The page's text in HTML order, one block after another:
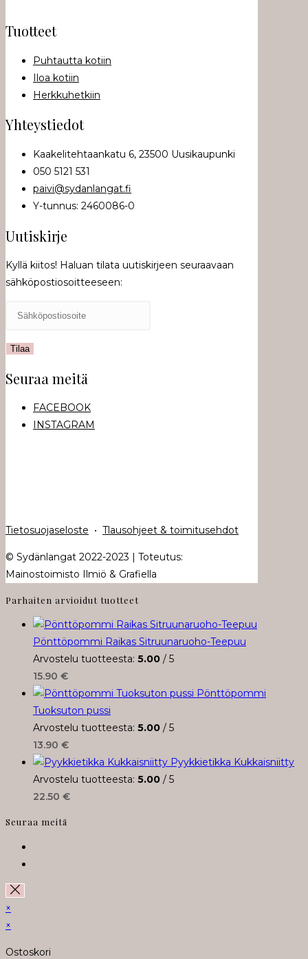
Tuotteet
Puhtautta kotiin
Iloa kotiin
Herkkuhetkiin
Yhteystiedot
Kaakelitehtaankatu 6, 23500 Uusikaupunki
050 5121 531
paivi@sydanlangat.fi
Y-tunnus: 2460086-0
Uutiskirje
Kyllä kiitos! Haluan tilata uutiskirjeen seuraavaan
sähköpostiosoitteeseen:
Seuraa meitä
FACEBOOK
INSTAGRAM
Tietosuojaseloste • Tlausohjeet & toimitusehdot
© Sydänlangat 2022-2023 | Toteutus:
Mainostoimisto Ilmiö & Grafiella
Parhaiten arvioidut tuotteet
Pönttöpommi Raikas Sitruunaruoho-Teepuu
Arvostelu tuotteesta: 5.00 / 5
15.90 €
Pönttöpommi
Tuoksuton pussi
Arvostelu tuotteesta: 5.00 / 5
13.90 €
Pyykkietikka Kukkaisniitty
Arvostelu tuotteesta: 5.00 / 5
22.50 €
Seuraa meitä
×
×
Ostoskori